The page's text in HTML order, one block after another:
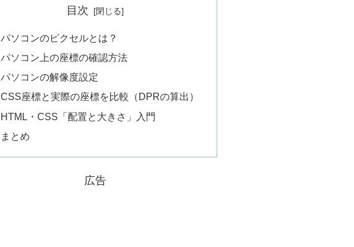
目次
パソコンのピクセルとは？
パソコン上の座標の確認方法
パソコンの解像度設定
CSS座標と実際の座標を比較（DPRの算出）
HTML・CSS「配置と大きさ」入門
まとめ
広告